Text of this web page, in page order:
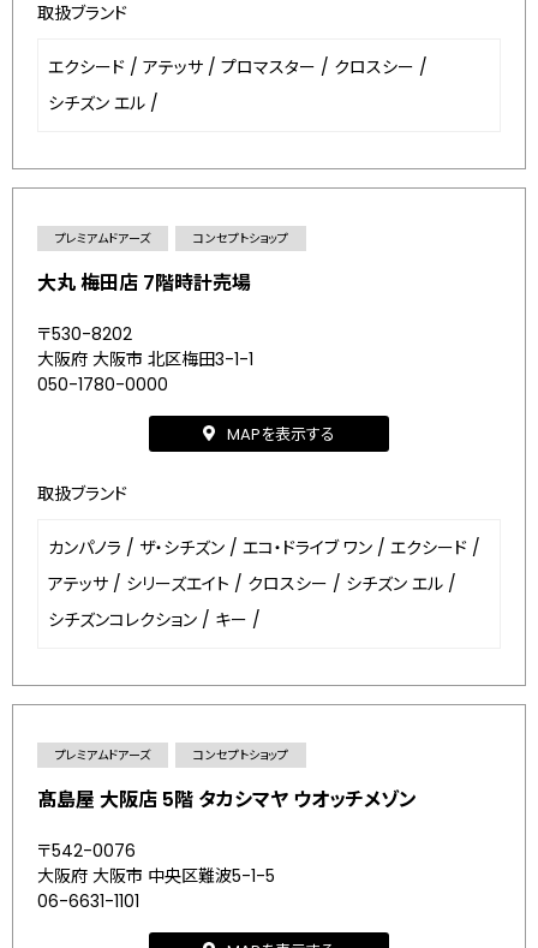
取扱ブランド
エクシード / アテッサ / プロマスター / クロスシー /
シチズン エル /
プレミアムドアーズ コンセプトショップ
大丸 梅田店 7階時計売場
〒530-8202
大阪府 大阪市 北区梅田3-1-1
050-1780-0000
MAPを表示する
取扱ブランド
カンパノラ / ザ・シチズン / エコ・ドライブ ワン / エクシード /
アテッサ / シリーズエイト / クロスシー / シチズン エル /
シチズンコレクション / キー /
プレミアムドアーズ コンセプトショップ
髙島屋 大阪店 5階 タカシマヤ ウオッチメゾン
〒542-0076
大阪府 大阪市 中央区難波5-1-5
06-6631-1101